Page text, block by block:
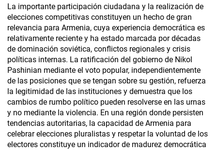
La importante participación ciudadana y la realización de
elecciones competitivas constituyen un hecho de gran
relevancia para Armenia, cuya experiencia democrática es
relativamente reciente y ha estado marcada por décadas
de dominación soviética, conflictos regionales y crisis
políticas internas. La ratificación del gobierno de Nikol
Pashinian mediante el voto popular, independientemente
de las posiciones que se tengan sobre su gestión, refuerza
la legitimidad de las instituciones y demuestra que los
cambios de rumbo político pueden resolverse en las urnas
y no mediante la violencia. En una región donde persisten
tendencias autoritarias, la capacidad de Armenia para
celebrar elecciones pluralistas y respetar la voluntad de los
electores constituye un indicador de madurez democrática